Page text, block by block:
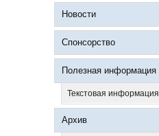
Новости
Спонсорство
Полезная информация
Текстовая информация
Архив